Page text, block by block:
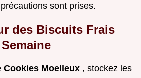
sont prises.
des Biscuits Frais
Cookies Moelleux , stockez les